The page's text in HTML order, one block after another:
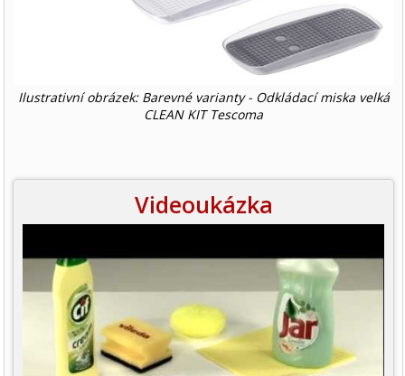
Ilustrativní obrázek: Barevné varianty - Odkládací miska velká
CLEAN KIT Tescoma
Videoukázka